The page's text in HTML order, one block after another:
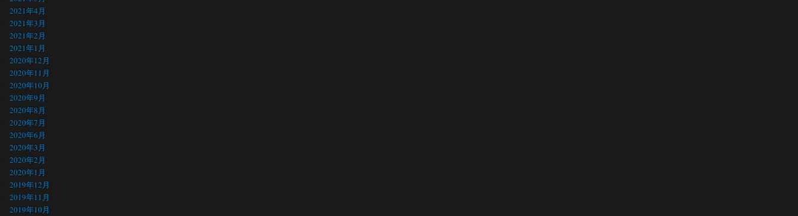
2021年4月
2021年3月
2021年2月
2021年1月
2020年12月
2020年11月
2020年10月
2020年9月
2020年8月
2020年7月
2020年6月
2020年3月
2020年2月
2020年1月
2019年12月
2019年11月
2019年10月